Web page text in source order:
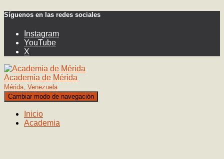
Síguenos en las redes sociales
Instagram
YouTube
X
Academia de Mérida
Mérida, Venezuela
Cambiar modo de navegación
Inicio
Academia